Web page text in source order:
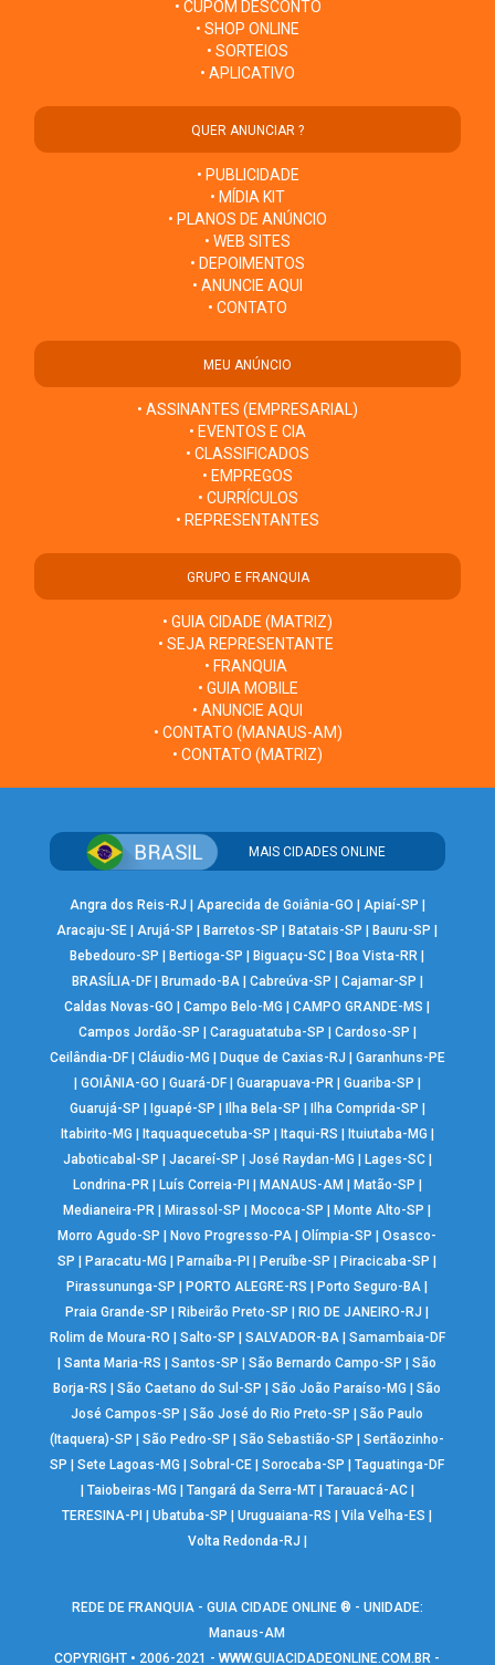
• CUPOM DESCONTO
• SHOP ONLINE
• SORTEIOS
• APLICATIVO
QUER ANUNCIAR ?
• PUBLICIDADE
• MÍDIA KIT
• PLANOS DE ANÚNCIO
• WEB SITES
• DEPOIMENTOS
• ANUNCIE AQUI
• CONTATO
MEU ANÚNCIO
• ASSINANTES (EMPRESARIAL)
• EVENTOS E CIA
• CLASSIFICADOS
• EMPREGOS
• CURRÍCULOS
• REPRESENTANTES
GRUPO E FRANQUIA
• GUIA CIDADE (MATRIZ)
• SEJA REPRESENTANTE
• FRANQUIA
• GUIA MOBILE
• ANUNCIE AQUI
• CONTATO (MANAUS-AM)
• CONTATO (MATRIZ)
MAIS CIDADES ONLINE
Angra dos Reis-RJ Aparecida de Goiânia-GO Apiaí-SP
Aracaju-SE |Arujá-SP Barretos-SP Batatais-SP Bauru-SP
Bebedouro-SP
Bertioga-SP Biguaçu-SC Boa Vista-RR
BRASÍLIA-DF| Brumado-BA| Cabreúva-SP Cajamar-SP
Caldas Novas-GO
|Campo Belo-MG |CAMPO GRANDE-MS
Campos Jordão-SP
Caraguatatuba-SP Cardoso-SP
Ceilândia-DF| Cláudio-MG Duque de Caxias-RJ
Garanhuns-PE
GOIÂNIA-GO Guará-DF| Guarapuava-PR| Guariba-SP
Guarujá-SP
Iguapé-SP Ilha Bela-SP Ilha Comprida-SP
Itabirito-MG
Itaquaquecetuba-SP Itaqui-RS Ituiutaba-MG
Jaboticabal-SP
Jacareí-SP José Raydan-MG Lages-SC|
Londrina-PR| Luís Correia-PI MANAUS-AM Matão-SP
Medianeira-PR
Mirassol-SP Mococa-SP Monte Alto-SP
Morro Agudo-SP
Novo Progresso-PA |Olímpia-SP |Osasco-
SP
Paracatu-MG Parnaíba-PI Peruíbe-SP Piracicaba-SP
Pirassununga-SP
PORTO ALEGRE-RS Porto Seguro-BA
Praia Grande-SP
Ribeirão Preto-SP RIO DE JANEIRO-RJ
Rolim de Moura-RO
Salto-SP SALVADOR-BA| Samambaia-DF
|Santa Maria-RS |Santos-SP |São Bernardo Campo-SP |São
Borja-RS
|São Caetano do Sul-SP |São João Paraíso-MG |São
José Campos-SP
|São José do Rio Preto-SP |São Paulo
(Itaquera)-SP
|São Pedro-SP |São Sebastião-SP |Sertãozinho-
SP
|Sete Lagoas-MG |Sobral-CE |Sorocaba-SP |Taguatinga-DF
Taiobeiras-MG Tangará da Serra-MT| Tarauacá-AC|
TERESINA-PI
|Ubatuba-SP |Uruguaiana-RS |Vila Velha-ES
Volta Redonda-RJ
REDE DE FRANQUIA - GUIA CIDADE ONLINE ® - UNIDADE:
Manaus-AM
COPYRIGHT • 2006-2021 -WWW.GUIACIDADEONLINE.COM.BR -